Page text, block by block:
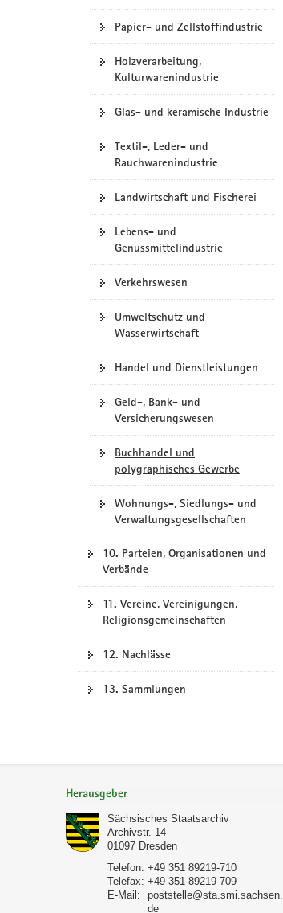
Papier- und Zellstoffindustrie
Holzverarbeitung,
Kulturwarenindustrie
Glas- und keramische Industrie
Textil-, Leder- und
Rauchwarenindustrie
Landwirtschaft und Fischerei
Lebens- und
Genussmittelindustrie
Verkehrswesen
Umweltschutz und
Wasserwirtschaft
Handel und Dienstleistungen
Geld-, Bank- und
Versicherungswesen
Buchhandel und
polygraphisches Gewerbe
Wohnungs-, Siedlungs- und
Verwaltungsgesellschaften
10. Parteien, Organisationen und
Verbände
11. Vereine, Vereinigungen,
Religionsgemeinschaften
12. Nachlässe
13. Sammlungen
Herausgeber
Sächsisches Staatsarchiv
Archivstr. 14
01097 Dresden
Telefon: +49 351 89219-710
Telefax: +49 351 89219-709
E-Mail:
poststelle@sta.smi.sachsen.
de